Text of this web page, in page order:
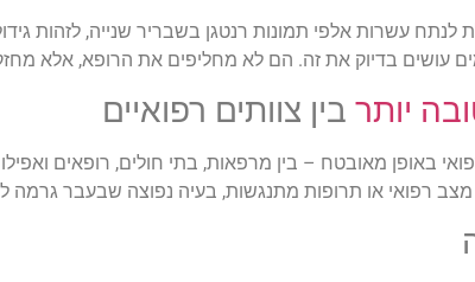
לנתח עשרות אלפי תמונות רנטגן בשבריר שנייה, לזהות
עושים בדיוק את זה. הם לא מחליפים את הרופא, אלא
יותר בין צוותים רפואיים
באופן מאובטח – בין מרפאות, בתי חולים, רופאים
מצב רפואי או תרופות מתנגשות, בעיה נפוצה שבעבר גרמה